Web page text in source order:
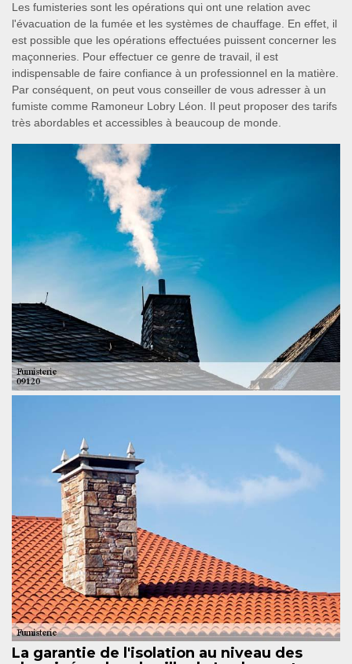
Les fumisteries sont les opérations qui ont une relation avec
l'évacuation de la fumée et les systèmes de chauffage. En effet, il
est possible que les opérations effectuées puissent concerner les
maçonneries. Pour effectuer ce genre de travail, il est
indispensable de faire confiance à un professionnel en la matière.
Par conséquent, on peut vous conseiller de vous adresser à un
fumiste comme Ramoneur Lobry Léon. Il peut proposer des tarifs
très abordables et accessibles à beaucoup de monde.
La garantie de l'isolation au niveau des